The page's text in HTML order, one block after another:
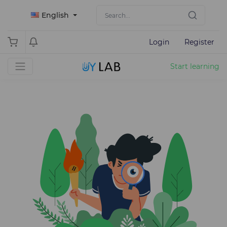
English
Login Register
Start learning